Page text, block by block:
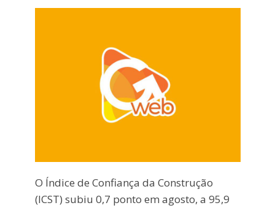
O Índice de Confiança da Construção
(ICST) subiu 0,7 ponto em agosto, a 95,9